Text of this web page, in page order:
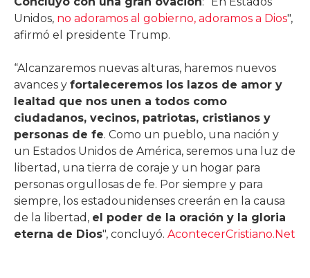
Unidos, no adoramos al gobierno, adoramos a Dios",
afirmó el presidente Trump.
“Alcanzaremos nuevas alturas, haremos nuevos
avances y fortaleceremos los lazos de amor y
lealtad que nos unen a todos como
ciudadanos, vecinos, patriotas, cristianos y
personas de fe. Como un pueblo, una nación y
un Estados Unidos de América, seremos una luz de
libertad, una tierra de coraje y un hogar para
personas orgullosas de fe. Por siempre y para
siempre, los estadounidenses creerán en la causa
de la libertad, el poder de la oración y la gloria
eterna de Dios", concluyó. AcontecerCristiano.Net